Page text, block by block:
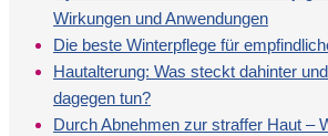
Wirkungen und Anwendungen
Die beste Winterpflege für
Hautalterung: Was steckt dahinter
dagegen tun?
Durch Abnehmen zur straffer Haut –